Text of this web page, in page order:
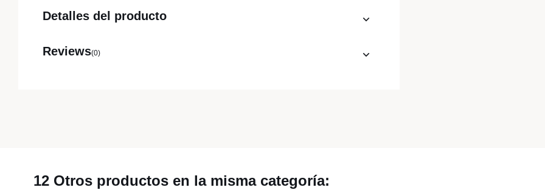
Detalles del producto
Reviews(0)
12 Otros productos en la misma categoría: